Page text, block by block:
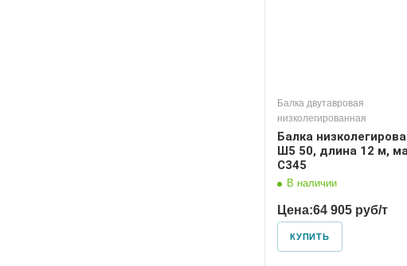
Балка двутавровая
низколегированная
Балка
Ш5 50, длина 12 м,
С345
В наличии
Цена:64 905 руб/т
КУПИТЬ